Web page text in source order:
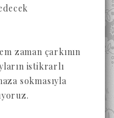
zaman çarkının
istikrarlı
sokmasıyla